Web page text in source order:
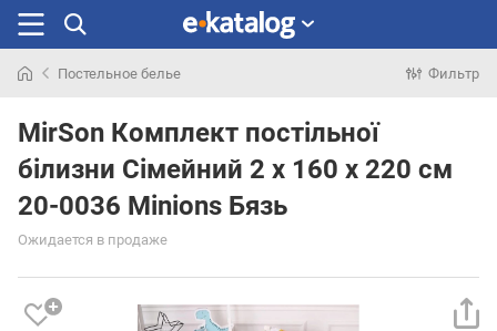
раньше
Постельное белье Фильтр
MirSon Комплект постільної
білизни Сімейний 2 x 160 x 220 см
20-0036 Minions Бязь
Ожидается в продаже